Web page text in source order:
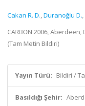
Cakan R. D.,Duranoğlu D.,
CARBON 2006, Aberdeen,
(Tam Metin Bildiri)
Yayın Türü: Bildiri /
Basıldığı Şehir: